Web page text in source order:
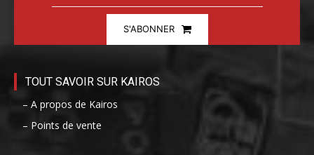
S'ABONNER
TOUT SAVOIR SUR KAIROS
– A propos de Kairos
– Points de vente